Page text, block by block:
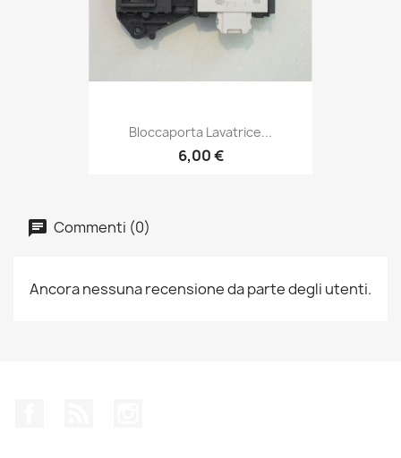
Bloccaporta Lavatrice...
6,00 €
Commenti (0)
Ancora nessuna recensione da parte degli utenti.